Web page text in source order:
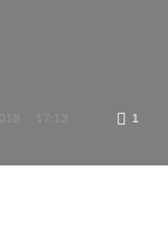
17:13 1